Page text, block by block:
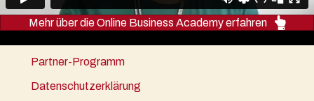
Mehr über die Online Business Academy erfahren
Partner-Programm
Datenschutzerklärung